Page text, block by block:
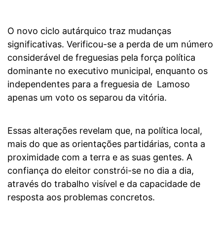
O novo ciclo autárquico traz mudanças
significativas. Verificou-se a perda de um número
considerável de freguesias pela força política
dominante no executivo municipal, enquanto os
independentes para a freguesia de Lamoso
apenas um voto os separou da vitória.
Essas alterações revelam que, na política local,
mais do que as orientações partidárias, conta a
proximidade com a terra e as suas gentes. A
confiança do eleitor constrói-se no dia a dia,
através do trabalho visível e da capacidade de
resposta aos problemas concretos.